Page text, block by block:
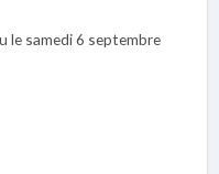
le samedi 6 septembre